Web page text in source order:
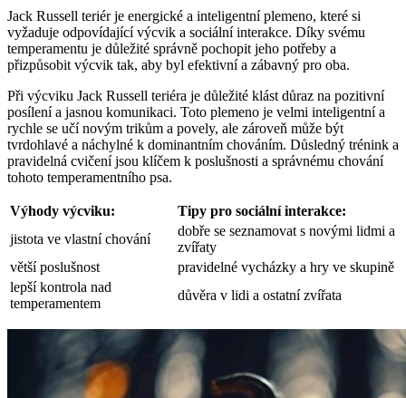
Jack Russell teriér je energické a inteligentní plemeno, které si
vyžaduje odpovídající výcvik a sociální interakce. Díky svému
temperamentu je důležité správně pochopit jeho potřeby a
přizpůsobit výcvik tak, aby byl efektivní a zábavný pro oba.
Při výcviku Jack Russell teriéra je důležité klást důraz na pozitivní
posílení a jasnou komunikaci. Toto plemeno je velmi inteligentní a
rychle se učí novým trikům a povely, ale zároveň může být
tvrdohlavé a náchylné k dominantním chováním. Důsledný trénink a
pravidelná cvičení jsou klíčem k poslušnosti a správnému chování
tohoto temperamentního psa.
Výhody výcviku:
Tipy pro sociální interakce:
jistota ve vlastní chování
dobře se seznamovat s novými lidmi a
zvířaty
větší poslušnost
pravidelné vycházky a hry ve skupině
lepší kontrola nad
temperamentem
důvěra v lidi a ostatní zvířata